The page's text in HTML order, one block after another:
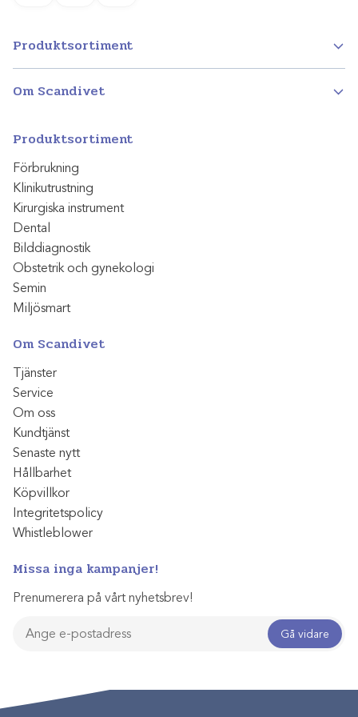
Produktsortiment
Om Scandivet
Produktsortiment
Förbrukning
Klinikutrustning
Kirurgiska instrument
Dental
Bilddiagnostik
Obstetrik och gynekologi
Semin
Miljösmart
Om Scandivet
Tjänster
Service
Om oss
Kundtjänst
Senaste nytt
Hållbarhet
Köpvillkor
Integritetspolicy
Whistleblower
Missa inga kampanjer!
Prenumerera på vårt nyhetsbrev!
Gå vidare